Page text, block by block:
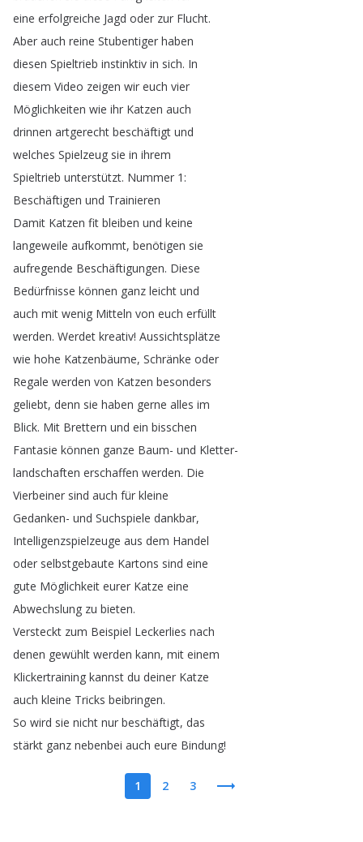
eine erfolgreiche Jagd oder zur Flucht.
Aber auch reine Stubentiger haben
diesen Spieltrieb instinktiv in sich. In
diesem Video zeigen wir euch vier
Möglichkeiten wie ihr Katzen auch
drinnen artgerecht beschäftigt und
welches Spielzeug sie in ihrem
Spieltrieb unterstützt. Nummer 1:
Beschäftigen und Trainieren
Damit Katzen fit bleiben und keine
langeweile aufkommt, benötigen sie
aufregende Beschäftigungen. Diese
Bedürfnisse können ganz leicht und
auch mit wenig Mitteln von euch erfüllt
werden. Werdet kreativ! Aussichtsplätze
wie hohe Katzenbäume, Schränke oder
Regale werden von Katzen besonders
geliebt, denn sie haben gerne alles im
Blick. Mit Brettern und ein bisschen
Fantasie können ganze Baum- und Kletter-
landschaften erschaffen werden. Die
Vierbeiner sind auch für kleine
Gedanken- und Suchspiele dankbar,
Intelligenzspielzeuge aus dem Handel
oder selbstgebaute Kartons sind eine
gute Möglichkeit eurer Katze eine
Abwechslung zu bieten.
Versteckt zum Beispiel Leckerlies nach
denen gewühlt werden kann, mit einem
Klickertraining kannst du deiner Katze
auch kleine Tricks beibringen.
So wird sie nicht nur beschäftigt, das
stärkt ganz nebenbei auch eure Bindung!
1 2 3